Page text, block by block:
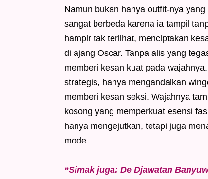
Namun bukan hanya outfit-nya
sangat berbeda karena ia tampil
hampir tak terlihat, menciptakan
di ajang Oscar. Tanpa alis yang
memberi kesan kuat pada
strategis, hanya mengandalkan
memberi kesan seksi. Wajahnya
kosong yang memperkuat esensi
hanya mengejutkan, tetapi juga
mode.
“Simak juga: De Djawatan